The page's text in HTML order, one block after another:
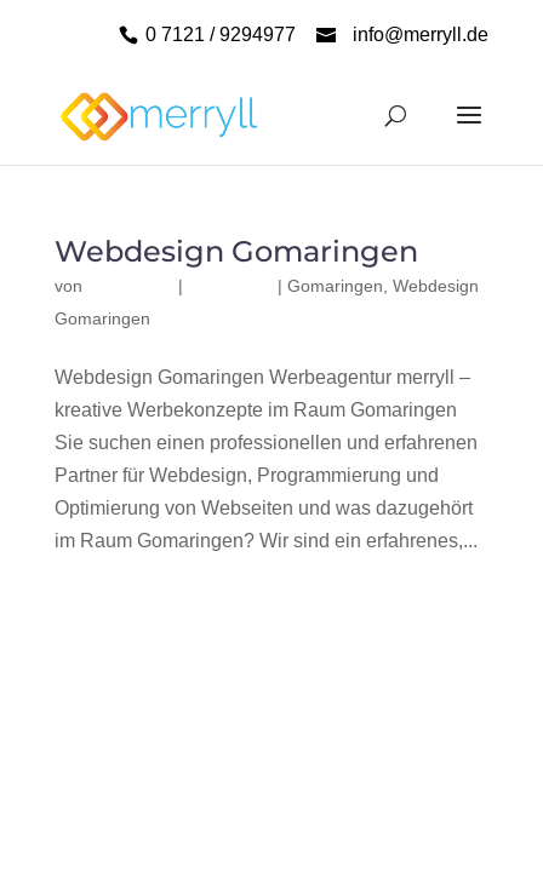
0 7121 / 9294977 info@merryll.de
Webdesign Gomaringen
von | | Gomaringen Webdesign
Gomaringen
Webdesign Gomaringen Werbeagentur merryll –
kreative Werbekonzepte im Raum Gomaringen
Sie suchen einen professionellen und erfahrenen
Partner für Webdesign, Programmierung und
Optimierung von Webseiten und was dazugehört
im Raum Gomaringen? Wir sind ein erfahrenes,...